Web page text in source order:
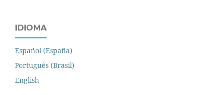
IDIOMA
Español (España)
Português (Brasil)
English